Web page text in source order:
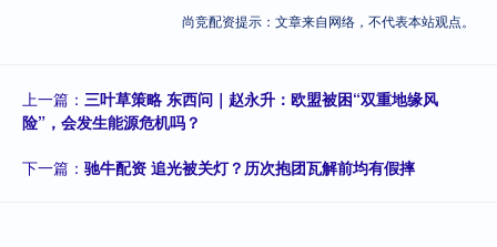
尚竞配资提示：文章来自网络，不代表本站观点。
上一篇： 三叶草策略 东西问｜赵永升：欧盟被困“双重地缘风
险”，会发生能源危机吗？
下一篇： 驰牛配资 追光被关灯？历次抱团瓦解前均有假摔